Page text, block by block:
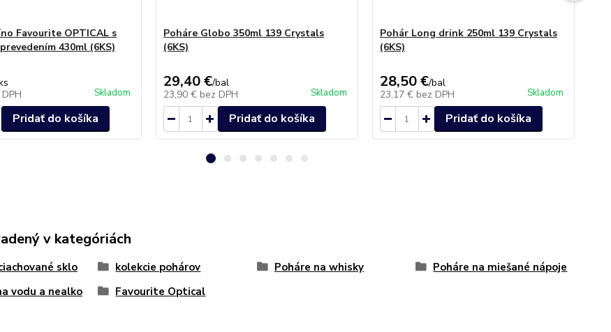
Favourite OPTICAL s
430ml (6KS)
Skladom
Pridať do košíka
Poháre Globo 350ml 139 Crystals
(6KS)
29,40 €/bal
23,90 € bez DPH Skladom
Pridať do košíka
Pohár Long drink 250ml 139 Crystals
(6KS)
28,50 €/bal
23,17 € bez DPH Skladom
Pridať do košíka
v kategóriách
sklo kolekcie pohárov Poháre na whisky
Poháre na miešané nápoje
vodu a nealko
Favourite Optical